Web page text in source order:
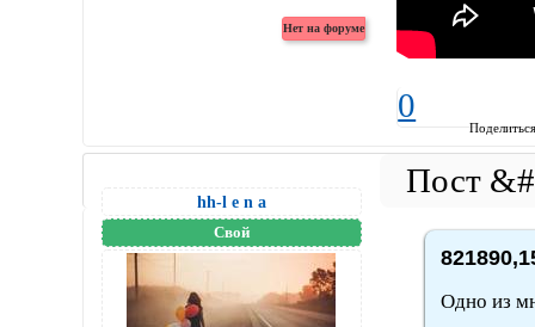
0
hh-l e n a
Свой
Одно из